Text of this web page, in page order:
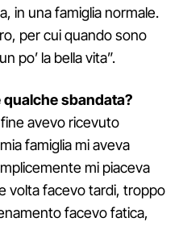
in una famiglia normale.
per cui quando sono
po’ la bella vita”.
sbandata?
avevo ricevuto
famiglia mi aveva
mi piaceva
volta facevo tardi, troppo
facevo fatica,